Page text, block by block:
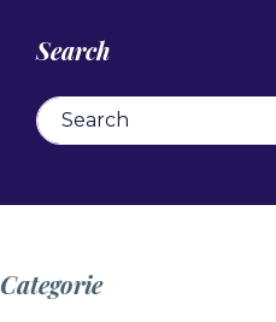
Search
Search for:
Categorie